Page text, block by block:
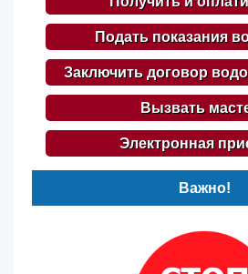
Подать показания
Заключить договор
Вызвать
Электронная
Важно!